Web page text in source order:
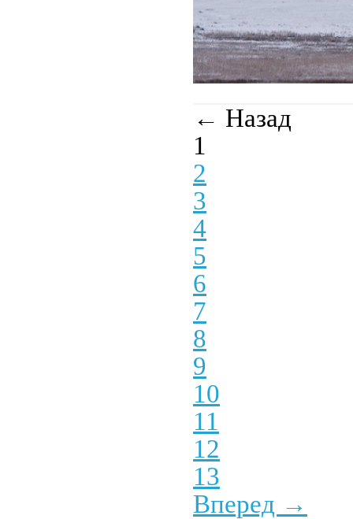
← Назад
1
2
3
4
5
6
7
8
9
10
11
12
13
Вперед →